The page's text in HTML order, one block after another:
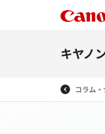
キヤノ
コラム